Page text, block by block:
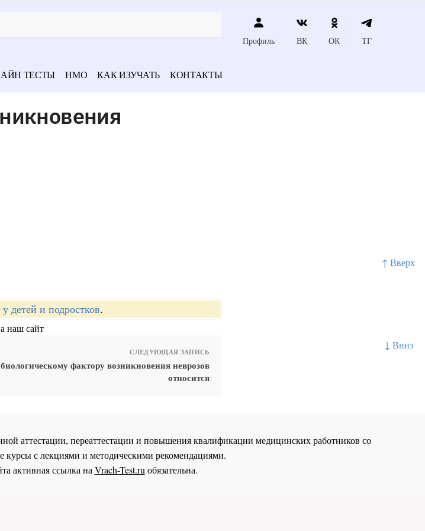
↑ Вверх
↓ Вниз
Профиль ВК ОК ТГ
ТЕСТЫ НМО КАК ИЗУЧАТЬ КОНТАКТЫ
детей и подростков.
наш сайт
СЛЕДУЮЩАЯ ЗАПИСЬ
фактору возникновения неврозов
относится
аттестации, переаттестации и повышения квалификации медицинских работников со
с лекциями и методическими рекомендациями.
активная ссылка наVrach-Test.ruобязательна.